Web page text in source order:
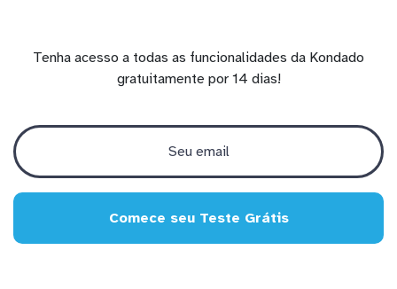
Tenha acesso a todas as funcionalidades da Kondado
gratuitamente por 14 dias!
Comece seu Teste Grátis